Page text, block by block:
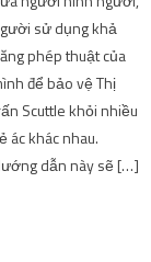
sử dụng khả
phép thuật của
để bảo vệ Thị
Scuttle khỏi nhiều
ác khác nhau.
dẫn này sẽ […]